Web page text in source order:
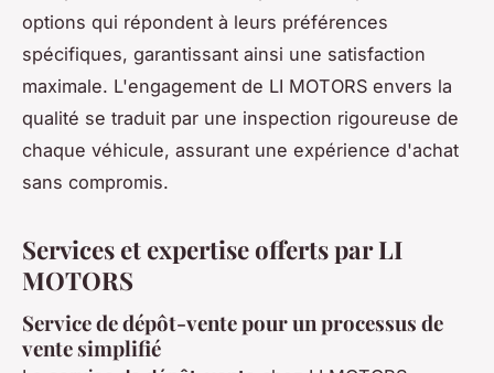
options qui répondent à leurs préférences
spécifiques, garantissant ainsi une satisfaction
maximale. L'engagement de LI MOTORS envers la
qualité se traduit par une inspection rigoureuse de
chaque véhicule, assurant une expérience d'achat
sans compromis.
Services et expertise offerts par LI
MOTORS
Service de dépôt-vente pour un processus de
vente simplifié